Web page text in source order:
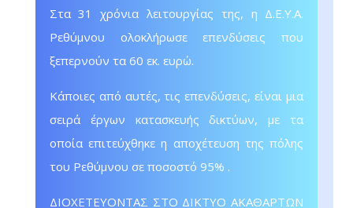
Στα 31 χρόνια λειτουργίας της, η Δ.Ε.Υ.Α.
Ρεθύμνου ολοκλήρωσε επενδύσεις που
ξεπερνούν τα 60 εκ. ευρώ.
Κάποιες από αυτές, τις επενδύσεις, είναι μια
σειρά έργων κατασκευής δικτύων, με τα
οποία επιτεύχθηκε η αποχέτευση της πόλης
του Ρεθύμνου σε ποσοστό 95% .
ΔΙΟΧΕΤΕΥΟΝΤΑΣ ΣΤΟ ΔΙΚΤΥΟ ΑΚΑΘΑΡΤΩΝ